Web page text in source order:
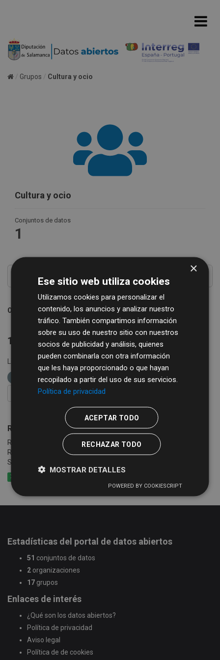
Grupos Cultura y ocio
Cultura y ocio
Conjuntos de datos
1
Ordenar por
1 conjunto de datos encontrado
Licencias:
Comercio
Formatos: XLSX etiquetas: empresas
FILTRAR RESULTADOS
Registro Turístico de la Provincia de Salamanca
Relación e información de establecimientos registrados en el
Registro Turístico de la Junta de Castilla y León de la Provincia de
Salamanca
XLSX
Estadísticas del portal de datos abiertos
51 conjuntos de datos
2 organizaciones
17 grupos
Enlaces de interés
¿Qué son los datos abiertos?
Política de privacidad
Aviso legal
Política de de cookies
×
Ese sitio web utiliza cookies
Utilizamos cookies para personalizar el
contenido, los anuncios y analizar nuestro
tráfico. También compartimos información
sobre su uso de nuestro sitio con nuestros
socios de publicidad y análisis, quienes
pueden combinarla con otra información
que les haya proporcionado o que hayan
recopilado a partir del uso de sus servicios.
Política de privacidad
ACEPTAR TODO
RECHAZAR TODO
MOSTRAR DETALLES
POWERED BY COOKIESCRIPT